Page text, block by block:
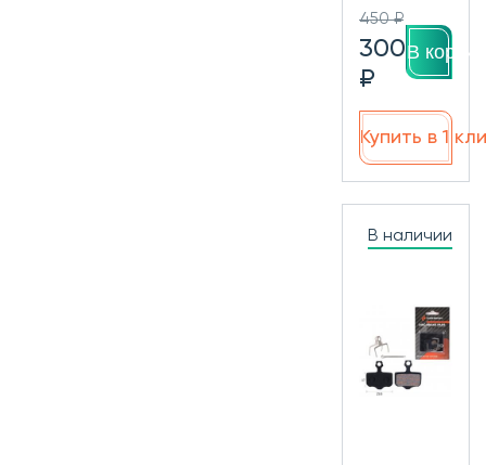
450 ₽
300
₽
В
Купить в 1
В наличии